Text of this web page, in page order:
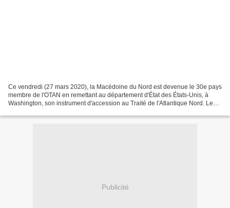
Ce vendredi (27 mars 2020), la Macédoine du Nord est devenue le 30e pays
membre de l'OTAN en remettant au département d'État des États-Unis, à
Washington, son instrument d'accession au Traité de l'Atlantique Nord. Le
Publicité